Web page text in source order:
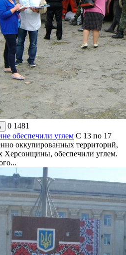
0 1481
обеспечили углем С 13 по 17
оккупированных территорий,
Херсонщины, обеспечили углем.